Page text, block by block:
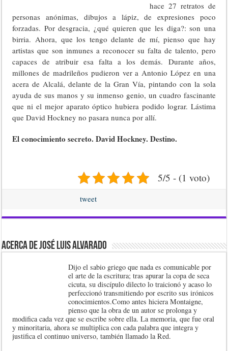
hace 27 retratos de
personas anónimas, dibujos a lápiz, de expresiones poco
forzadas. Por desgracia, ¿qué quieren que les diga?: son una
birria. Ahora, que los tengo delante de mí, pienso que hay
artistas que son inmunes a reconocer su falta de talento, pero
capaces de atribuir esa falta a los demás. Durante años,
millones de madrileños pudieron ver a Antonio López en una
acera de Alcalá, delante de la Gran Vía, pintando con la sola
ayuda de sus manos y su inmenso genio, un cuadro fascinante
que ni el mejor aparato óptico hubiera podido lograr. Lástima
que David Hockney no pasara nunca por allí.
El conocimiento secreto. David Hockney. Destino.
5/5 - (1 voto)
tweet
Acerca de José Luis Alvarado
Dijo el sabio griego que nada es comunicable por
el arte de la escritura; tras apurar la copa de seca
cicuta, su discípulo dilecto lo traicionó y acaso lo
perfeccionó transmitiendo por escrito sus irónicos
conocimientos.Como antes hiciera Montaigne,
pienso que la obra de un autor se prolonga y
modifica cada vez que se escribe sobre ella. La memoria, que fue oral
y minoritaria, ahora se multiplica con cada palabra que integra y
justifica el continuo universo, también llamado la Red.